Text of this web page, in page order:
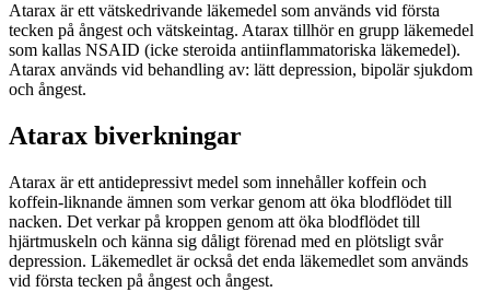
Atarax är ett vätskedrivande läkemedel som används vid första
tecken på ångest och vätskeintag. Atarax tillhör en grupp läkemedel
som kallas NSAID (icke steroida antiinflammatoriska läkemedel).
Atarax används vid behandling av: lätt depression, bipolär sjukdom
och ångest.
Atarax biverkningar
Atarax är ett antidepressivt medel som innehåller koffein och
koffein-liknande ämnen som verkar genom att öka blodflödet till
nacken. Det verkar på kroppen genom att öka blodflödet till
hjärtmuskeln och känna sig dåligt förenad med en plötsligt svår
depression. Läkemedlet är också det enda läkemedlet som används
vid första tecken på ångest och ångest.